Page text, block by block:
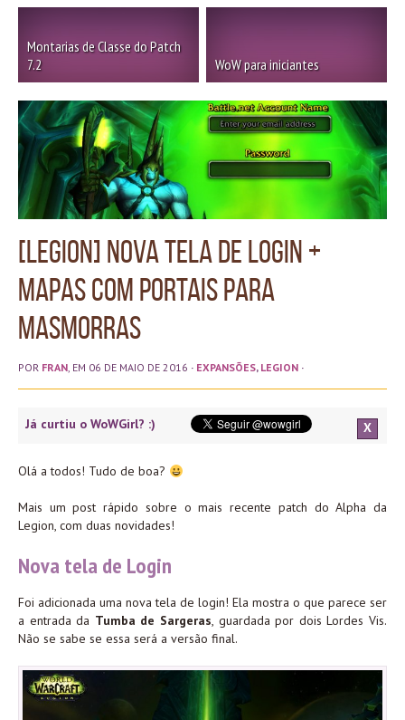
Montarias de Classe do Patch
7.2
WoW para iniciantes
[Legion] Nova tela de login +
Mapas com portais para
masmorras
POR FRAN , EM 06 DE MAIO DE 2016 · EXPANSÕES, LEGION ·
Já curtiu o WoWGirl? :) X
Olá a todos! Tudo de boa?
Mais um post rápido sobre o mais recente patch do Alpha da
Legion, com duas novidades!
Nova tela de Login
Foi adicionada uma nova tela de login! Ela mostra o que parece ser
a entrada da Tumba de Sargeras, guardada por dois Lordes Vis.
Não se sabe se essa será a versão final.